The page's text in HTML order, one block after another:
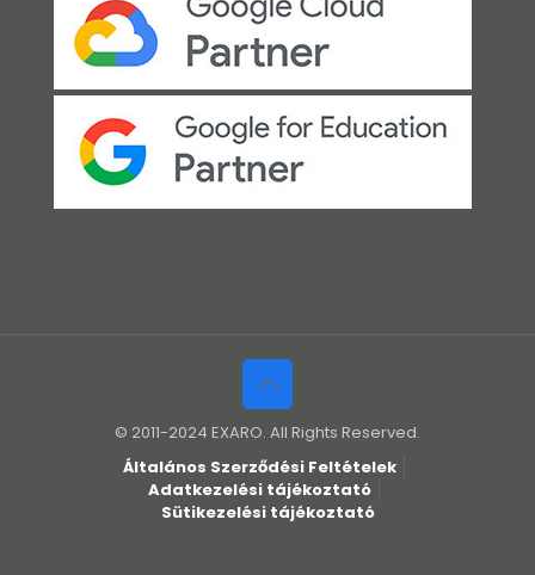
© 2011-2024 EXARO. All Rights Reserved.
Általános Szerződési Feltételek
Adatkezelési tájékoztató
Sütikezelési tájékoztató